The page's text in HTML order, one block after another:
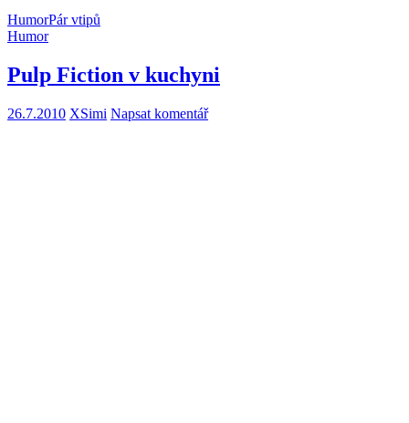
HumorPár vtipů
Humor
Pulp Fiction v kuchyni
26.7.2010 XSimi Napsat komentář